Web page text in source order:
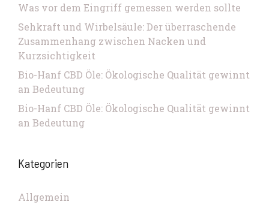
Was vor dem Eingriff gemessen werden sollte
Sehkraft und Wirbelsäule: Der überraschende
Zusammenhang zwischen Nacken und
Kurzsichtigkeit
Bio-Hanf CBD Öle: Ökologische Qualität gewinnt
an Bedeutung
Bio-Hanf CBD Öle: Ökologische Qualität gewinnt
an Bedeutung
Kategorien
Allgemein